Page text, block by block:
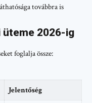
továbbra is
2026-ig
foglalja össze:
Jelentőség